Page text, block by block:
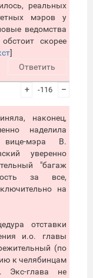
реальных
мэров у
ведомства
скорее
]
Ответить
+ -116 –
наконец,
наделила
мэра В.
уверенно
"багаж
за все,
на
отставки
и.о. главы
(по
к челябинцам
Экс-глава не